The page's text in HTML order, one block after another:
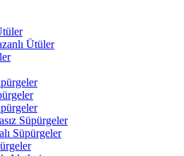
Ütüler
Süpürgeler
Süpürgeler